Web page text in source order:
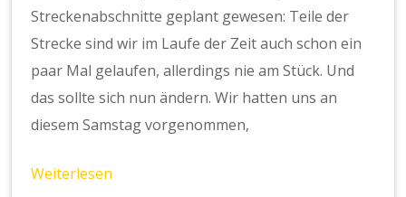
Streckenabschnitte geplant gewesen: Teile der
Strecke sind wir im Laufe der Zeit auch schon ein
paar Mal gelaufen, allerdings nie am Stück. Und
das sollte sich nun ändern. Wir hatten uns an
diesem Samstag vorgenommen,
Weiterlesen